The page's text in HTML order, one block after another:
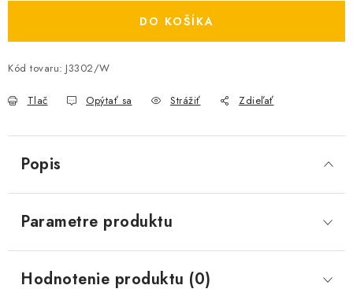
DO KOŠÍKA
Kód tovaru: J3302/W
Tlač Opýtať sa Strážiť Zdieľať
Popis
Parametre produktu
Hodnotenie produktu (0)